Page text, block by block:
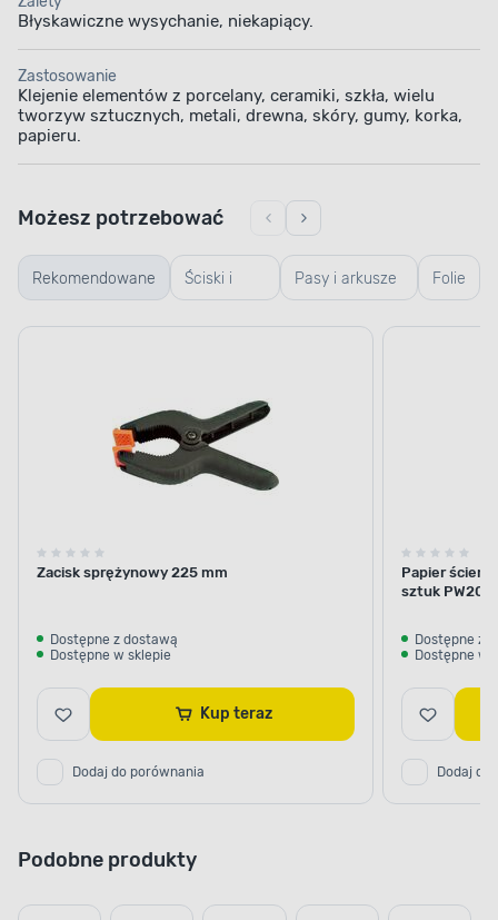
Błyskawiczne wysychanie, niekapiący.
Zastosowanie
Klejenie elementów z porcelany, ceramiki, szkła, wielu
tworzyw sztucznych, metali, drewna, skóry, gumy, korka,
papieru.
Rekomendowane Ściski i
rozpieraki
Pasy i arkusze
ścierne
Folie
Możesz potrzebować
Zacisk sprężynowy 225 mm
Dostępne z dostawą
Dostępne w sklepie
Kup teraz
Dodaj do porównania
Papier
sztuk PW20.
Dostępne z
Dostępne w
Dodaj do
Podobne produkty